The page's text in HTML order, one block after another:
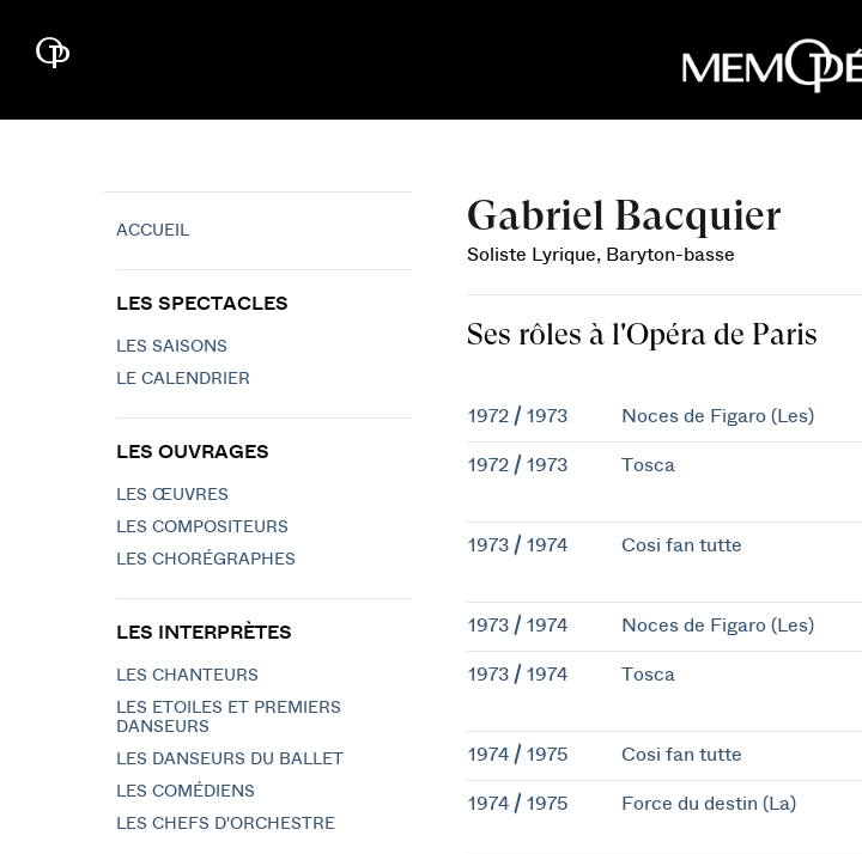
Gabriel Bacquier
Soliste Lyrique, Baryton-basse
Ses rôles à l'Opéra de Paris
1972 / 1973 Noces de Figaro (Les)
1972 / 1973 Tosca
1973 / 1974 Cosi fan tutte
1973 / 1974 Noces de Figaro (Les)
1973 / 1974 Tosca
1974 / 1975 Cosi fan tutte
1974 / 1975 Force du destin (La)
ACCUEIL
LES SPECTACLES
LES SAISONS
LE CALENDRIER
LES OUVRAGES
LES ŒUVRES
LES COMPOSITEURS
LES CHORÉGRAPHES
LES INTERPRÈTES
LES CHANTEURS
LES ETOILES ET PREMIERS
DANSEURS
LES DANSEURS DU BALLET
LES COMÉDIENS
LES CHEFS D'ORCHESTRE